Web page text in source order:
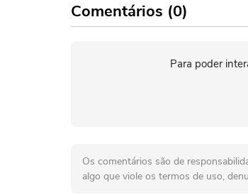
Comentários (0)
Para poder
Os comentários são de
algo que viole os termos de uso,